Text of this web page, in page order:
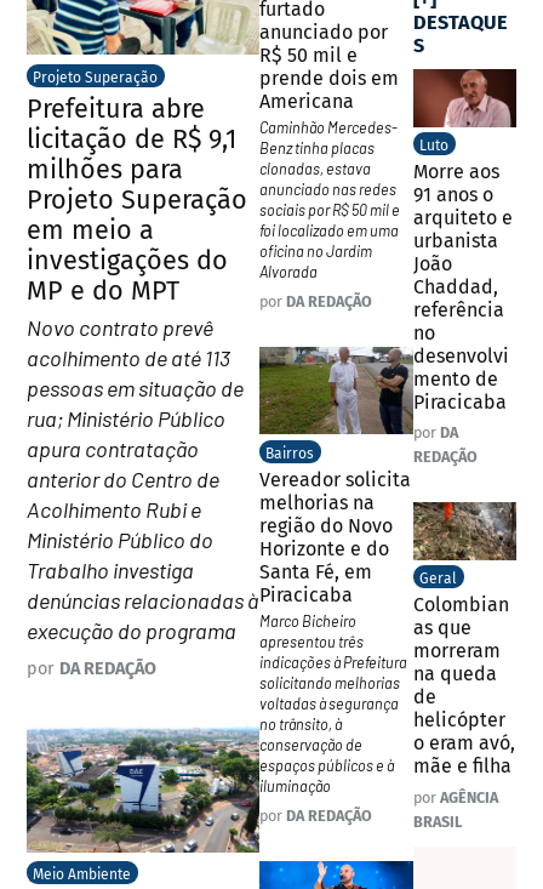
Projeto Superação
Prefeitura abre
licitação de R$ 9,1
milhões para
Projeto Superação
em meio a
investigações do
MP e do MPT
Novo contrato prevê
acolhimento de até 113
pessoas em situação de
rua; Ministério Público
apura contratação
anterior do Centro de
Acolhimento Rubi e
Ministério Público do
Trabalho investiga
denúncias relacionadas à
execução do programa
por DA REDAÇÃO
Meio Ambiente
furtado
anunciado por
R$ 50 mil e
prende dois em
Americana
Caminhão Mercedes-
Benz tinha placas
clonadas, estava
anunciado nas redes
sociais por R$ 50 mil e
foi localizado em uma
oficina no Jardim
Alvorada
por DA REDAÇÃO
Bairros
Vereador solicita
melhorias na
região do Novo
Horizonte e do
Santa Fé, em
Piracicaba
Marco Bicheiro
apresentou três
indicações à Prefeitura
solicitando melhorias
voltadas à segurança
no trânsito, à
conservação de
espaços públicos e à
iluminação
por DA REDAÇÃO
DESTAQUE
S
Luto
Morre aos
91 anos o
arquiteto e
urbanista
João
Chaddad,
referência
no
desenvolvi
mento de
Piracicaba
por DA
REDAÇÃO
Geral
Colombian
as que
morreram
na queda
de
helicópter
o eram avó,
mãe e filha
por AGÊNCIA
BRASIL